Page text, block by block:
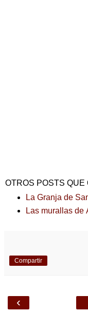
OTROS POSTS
La Granja de
Las murallas de
Compartir
‹